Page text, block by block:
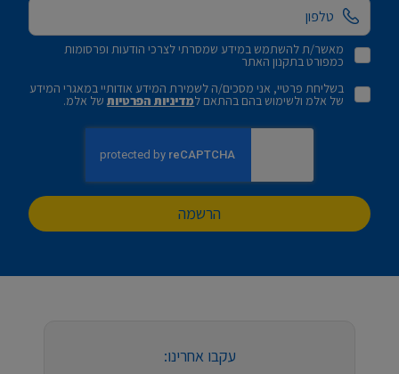
מאשר/ת להשתמש במידע שמסרתי לצרכי הודעות ופרסומות
כמפורט בתקנון האתר
בשליחת פרטיי, אני מסכים/ה לשמירת המידע אודותיי במאגרי המידע
של אלמ ולשימוש בהם בהתאם למדיניות הפרטיותשל אלמ.
הרשמה
עקבו אחרינו: